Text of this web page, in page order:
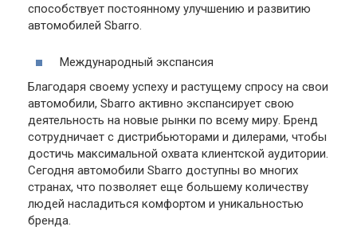
способствует постоянному улучшению и развитию
автомобилей Sbarro.
Международный экспансия
Благодаря своему успеху и растущему спросу на свои
автомобили, Sbarro активно экспансирует свою
деятельность на новые рынки по всему миру. Бренд
сотрудничает с дистрибьюторами и дилерами, чтобы
достичь максимальной охвата клиентской аудитории.
Сегодня автомобили Sbarro доступны во многих
странах, что позволяет еще большему количеству
людей насладиться комфортом и уникальностью
бренда.